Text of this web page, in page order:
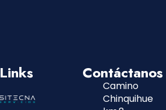
Links Contáctanos
Camino
Chinquihue